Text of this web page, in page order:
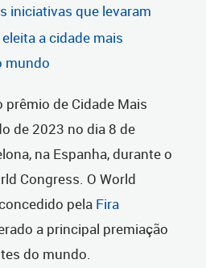
iniciativas que levaram
a cidade mais
mundo
prêmio de Cidade Mais
de 2023 no dia 8 de
na Espanha, durante o
Congress. O World
pela Fira
a principal premiação
do mundo.